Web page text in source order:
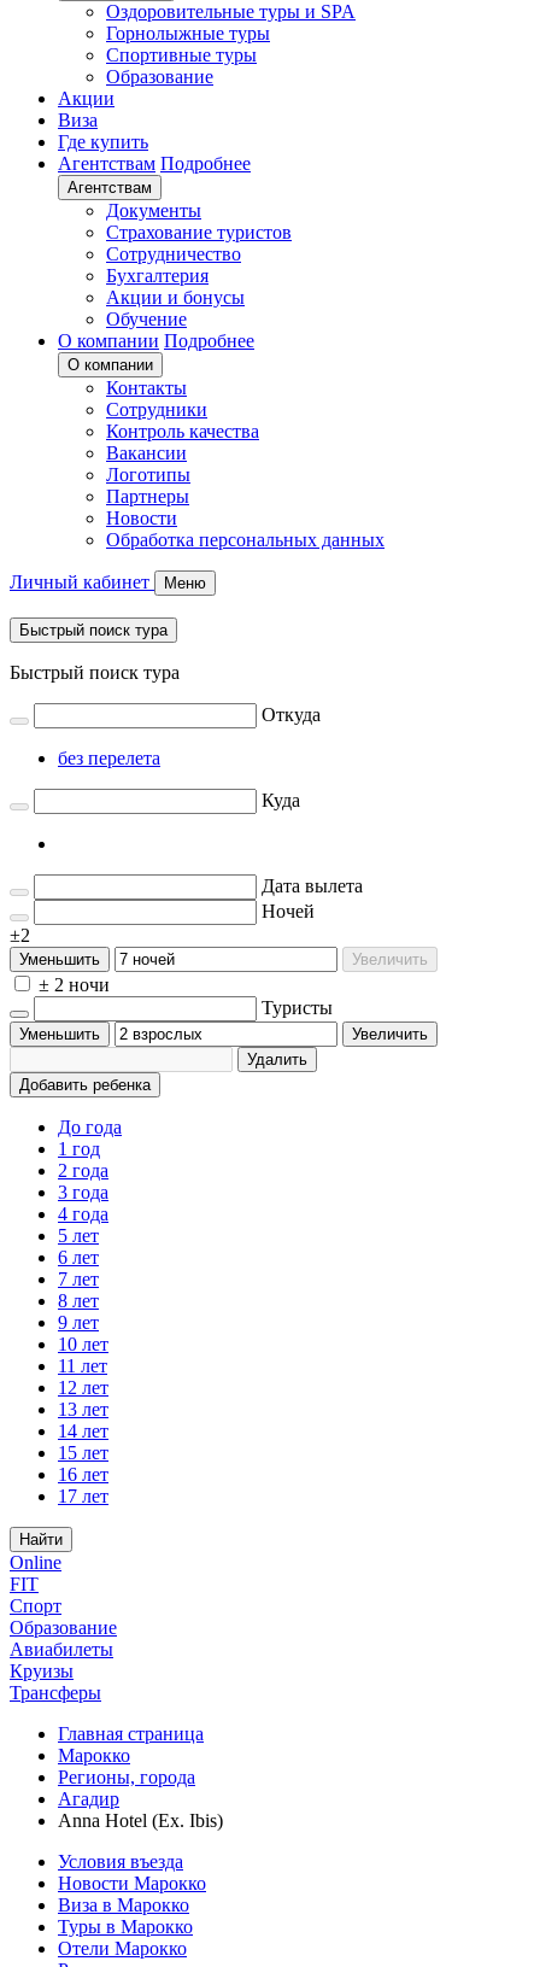
Оздоровительные туры и SPA
Горнолыжные туры
Спортивные туры
Образование
Акции
Виза
Где купить
Агентствам Подробнее
Агентствам
Документы
Страхование туристов
Сотрудничество
Бухгалтерия
Акции и бонусы
Обучение
О компании Подробнее
О компании
Контакты
Сотрудники
Контроль качества
Вакансии
Логотипы
Партнеры
Новости
Обработка персональных данных
Личный кабинет Меню
Быстрый поиск тура
Быстрый поиск тура
Откуда
без перелета
Куда
Дата вылета
Ночей
±2
Уменьшить Увеличить
± 2 ночи
Туристы
Уменьшить
Увеличить
Удалить
Добавить ребенка
До года
1 год
2 года
3 года
4 года
5 лет
6 лет
7 лет
8 лет
9 лет
10 лет
11 лет
12 лет
13 лет
14 лет
15 лет
16 лет
17 лет
Найти
Online
FIT
Спорт
Образование
Авиабилеты
Круизы
Трансферы
Главная страница
Марокко
Регионы, города
Агадир
Anna Hotel (Ex. Ibis)
Условия въезда
Новости Марокко
Виза в Марокко
Туры в Марокко
Отели Марокко